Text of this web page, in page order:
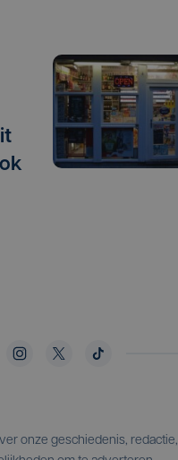
onze geschiedenis, redactie,